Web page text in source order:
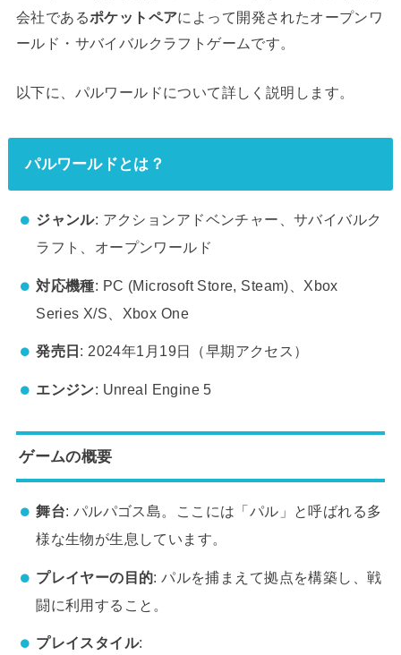
会社であるポケットペアによって開発されたオープンワ
ールド・サバイバルクラフトゲームです。
以下に、パルワールドについて詳しく説明します。
パルワールドとは？
ジャンル: アクションアドベンチャー、サバイバルク
ラフト、オープンワールド
対応機種: PC (Microsoft Store, Steam)、Xbox
Series X/S、Xbox One
発売日: 2024年1月19日（早期アクセス）
エンジン: Unreal Engine 5
ゲームの概要
舞台: パルパゴス島。ここには「パル」と呼ばれる多
様な生物が生息しています。
プレイヤーの目的: パルを捕まえて拠点を構築し、戦
闘に利用すること。
プレイスタイル: